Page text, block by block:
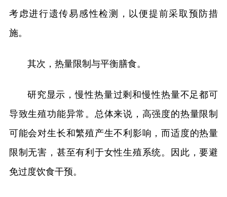
考虑进行遗传易感性检测，以便提前采取预防措
施。
其次，热量限制与平衡膳食。
研究显示，慢性热量过剩和慢性热量不足都可
导致生殖功能异常。总体来说，高强度的热量限制
可能会对生长和繁殖产生不利影响，而适度的热量
限制无害，甚至有利于女性生殖系统。因此，要避
免过度饮食干预。